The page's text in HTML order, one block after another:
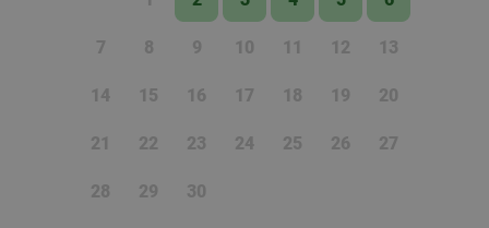
7 8 9 10 11 12 13
14 15 16 17 18 19 20
21 22 23 24 25 26 27
28 29 30